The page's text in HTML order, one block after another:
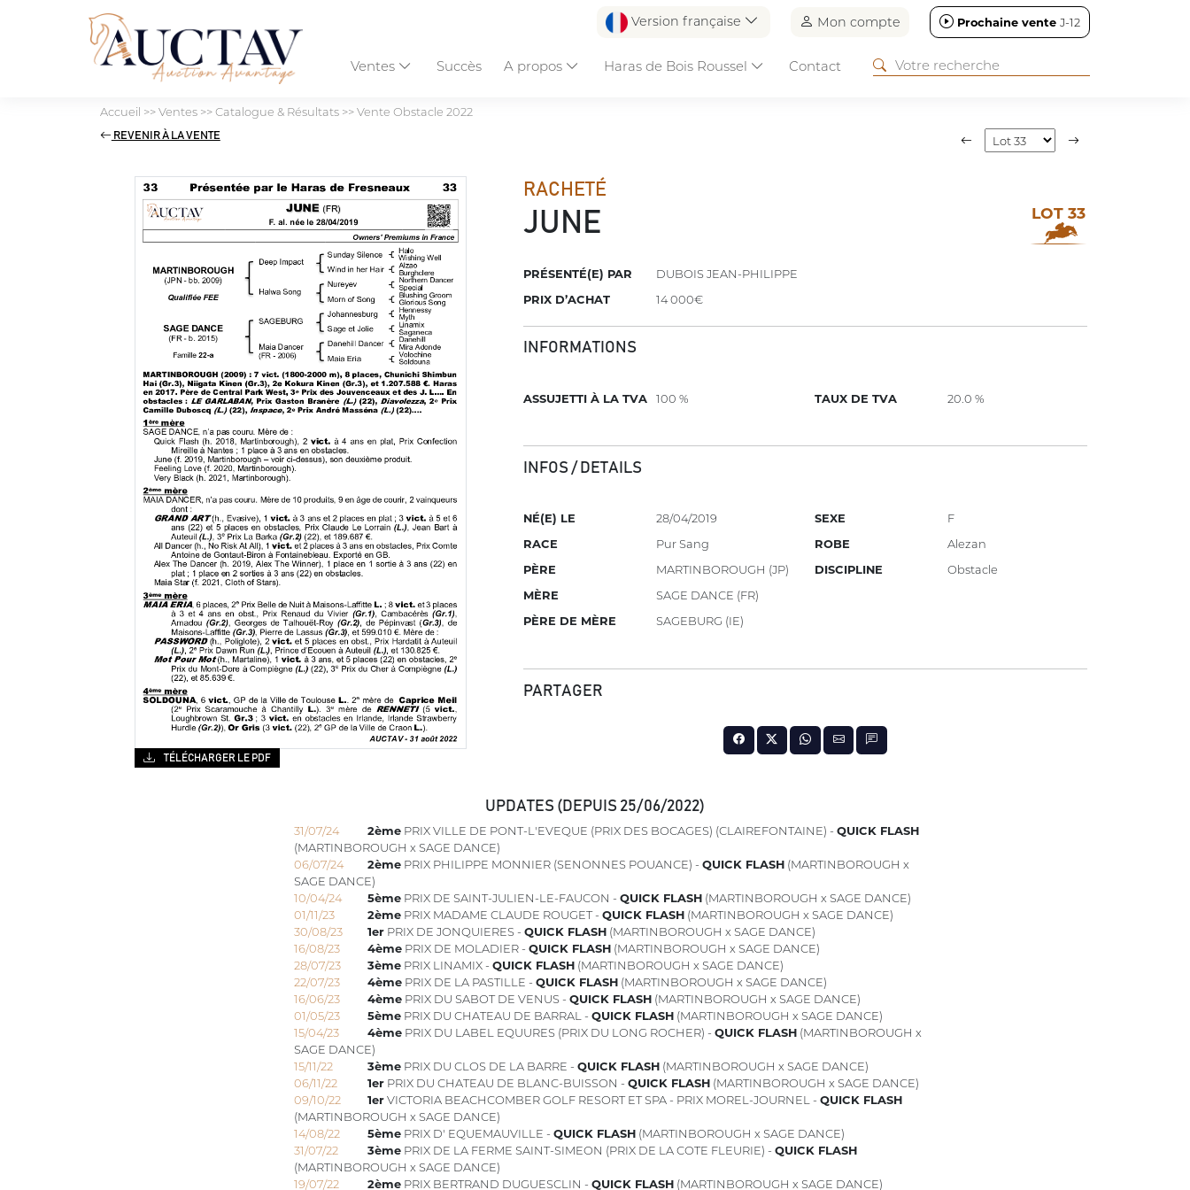
Version française Mon compte Prochaine vente J-12
Ventes Succès A propos Haras de Bois Roussel Contact
Accueil >>Ventes>>Catalogue & Résultats>>Vente Obstacle 2022
REVENIR À LA VENTE
RACHETÉ
JUNE LOT 33
PRÉSENTÉ(E) PAR
DUBOIS JEAN-PHILIPPE
PRIX D’ACHAT
14 000€
INFORMATIONS
ASSUJETTI À LA TVA 100 % TAUX DE TVA 20.0 %
INFOS / DETAILS
NÉ(E) LE
28/04/2019
RACE
Pur Sang
PÈRE
MARTINBOROUGH (JP)
MÈRE
SAGE DANCE (FR)
PÈRE DE MÈRE
SAGEBURG (IE)
SEXE
F
ROBE
Alezan
DISCIPLINE
Obstacle
PARTAGER
TÉLÉCHARGER LE PDF
UPDATES (DEPUIS 25/06/2022)
31/07/24 2èmePRIX VILLE DE PONT-L'EVEQUE (PRIX DES BOCAGES) (CLAIREFONTAINE) - QUICK FLASH
(MARTINBOROUGH x SAGE DANCE)
06/07/24
2èmePRIX PHILIPPE MONNIER (SENONNES POUANCE) - QUICK FLASH(MARTINBOROUGH x
SAGE DANCE)
10/04/24
5èmePRIX DE SAINT-JULIEN-LE-FAUCON - QUICK FLASH(MARTINBOROUGH x SAGE DANCE)
01/11/23
2èmePRIX MADAME CLAUDE ROUGET - QUICK FLASH(MARTINBOROUGH x SAGE DANCE)
30/08/23
1erPRIX DE JONQUIERES - QUICK FLASH(MARTINBOROUGH x SAGE DANCE)
16/08/23
4èmePRIX DE MOLADIER - QUICK FLASH(MARTINBOROUGH x SAGE DANCE)
28/07/23
3èmePRIX LINAMIX - QUICK FLASH(MARTINBOROUGH x SAGE DANCE)
22/07/23
4èmePRIX DE LA PASTILLE - QUICK FLASH(MARTINBOROUGH x SAGE DANCE)
16/06/23
4èmePRIX DU SABOT DE VENUS - QUICK FLASH(MARTINBOROUGH x SAGE DANCE)
01/05/23
5èmePRIX DU CHATEAU DE BARRAL - QUICK FLASH(MARTINBOROUGH x SAGE DANCE)
15/04/23
4èmePRIX DU LABEL EQUURES (PRIX DU LONG ROCHER) - QUICK FLASH(MARTINBOROUGH x
SAGE DANCE)
15/11/22
3èmePRIX DU CLOS DE LA BARRE - QUICK FLASH(MARTINBOROUGH x SAGE DANCE)
06/11/22
1erPRIX DU CHATEAU DE BLANC-BUISSON - QUICK FLASH(MARTINBOROUGH x SAGE DANCE)
09/10/22
1erVICTORIA BEACHCOMBER GOLF RESORT ET SPA - PRIX MOREL-JOURNEL - QUICK FLASH
(MARTINBOROUGH x SAGE DANCE)
14/08/22
5èmePRIX D' EQUEMAUVILLE - QUICK FLASH(MARTINBOROUGH x SAGE DANCE)
31/07/22
3èmePRIX DE LA FERME SAINT-SIMEON (PRIX DE LA COTE FLEURIE) - QUICK FLASH
(MARTINBOROUGH x SAGE DANCE)
19/07/22
2èmePRIX BERTRAND DUGUESCLIN - QUICK FLASH(MARTINBOROUGH x SAGE DANCE)